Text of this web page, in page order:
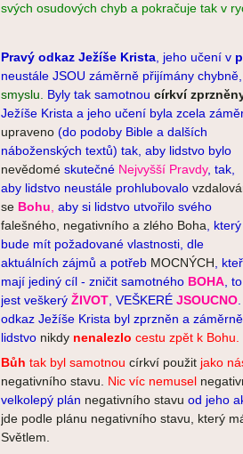
svých osudových chyb a pokračuje tak v
Pravý odkaz Ježíše Krista , jeho učení v
neustále JSOU záměrně přijímány
smyslu. Byly tak samotnou církví
Ježíše Krista a jeho učení byla zcela
upraveno (do podoby Bible a dalších
náboženských textů) tak, aby lidstvo bylo
nevědomé skutečné Nejvyšší Pravdy, tak,
aby lidstvo neustále prohlubovalo
se Bohu aby si lidstvo utvořilo svého
falešného, negativního a zlého Boha , který
bude mít požadované vlastnosti, dle
aktuálních zájmů a potřeb MOCNÝCH ,
mají jediný cíl - zničit samotného BOHA , to
jest veškerý ŽIVOT , VEŠKERÉ JSOUCNO
odkaz Ježíše Krista byl zprzněn a
lidstvo nikdy nenalezlo cestu zpět k Bohu.
Bůh tak byl samotnou církví použit jako
negativního stavu.
Nic víc nemusel
velkolepý plán negativního stavu od jeho
jde podle plánu negativního stavu, který
Světlem.